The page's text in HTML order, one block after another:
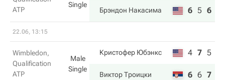
ATP
Single
Брэндон Накаcима 6 5 6
22.06, 13:15
Wimbledon,
Qualification
ATP
Male
Single
Кристофер Юбэнкс 4 7 5
Виктор Троицки 6 6 7